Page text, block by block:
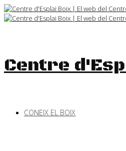
Skip
to
Centre
CONEIX EL BOIX